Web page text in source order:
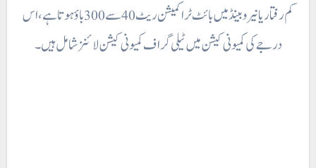
کم رفتار یا نیرو بینڈ میں بائٹ ٹراکمیشن ریٹ 40 سے 300 باؤ ہوتا ہے، اس
درجے کی کمیونی کیشن میں ٹیلی گراف کمیونی کیشن لائنز شامل ہیں۔